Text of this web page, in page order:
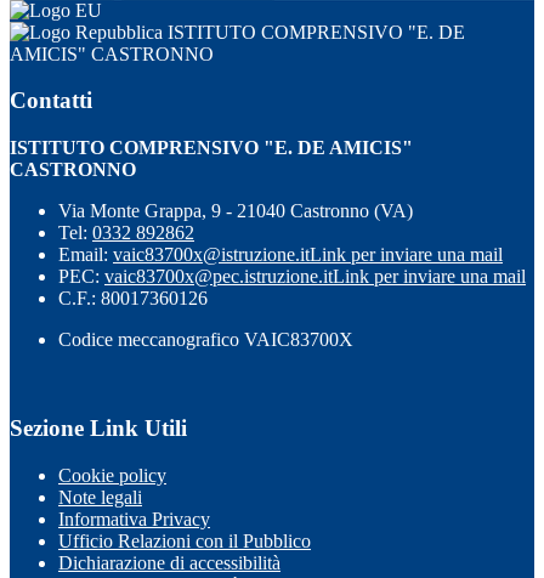
ISTITUTO COMPRENSIVO "E. DE
AMICIS" CASTRONNO
Contatti
ISTITUTO COMPRENSIVO "E. DE AMICIS"
CASTRONNO
Via Monte Grappa, 9 - 21040 Castronno (VA)
Tel: 0332 892862
Email: vaic83700x@istruzione.itLink per inviare una mail
PEC: vaic83700x@pec.istruzione.itLink per inviare una mail
C.F.: 80017360126
Codice meccanografico VAIC83700X
Sezione Link Utili
Cookie policy
Note legali
Informativa Privacy
Ufficio Relazioni con il Pubblico
Dichiarazione di accessibilità